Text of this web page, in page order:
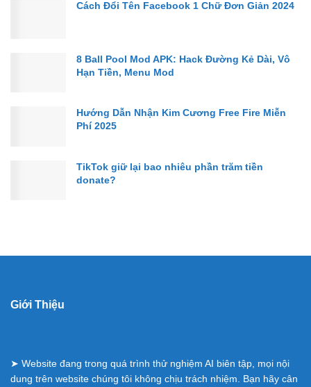
Cách Đổi Tên Facebook 1 Chữ Đơn Giản 2024
8 Ball Pool Mod APK: Hack Đường Kẻ Dài, Vô
Hạn Tiền, Menu Mod
Hướng Dẫn Nhận Kim Cương Free Fire Miễn
Phí 2025
TikTok giữ lại bao nhiêu phần trăm tiền
donate?
Giới Thiệu
➤ Website đang trong quá trình thử nghiệm AI biên tập, mọi nội
dung trên website chúng tôi không chịu trách nhiệm. Bạn hãy cân